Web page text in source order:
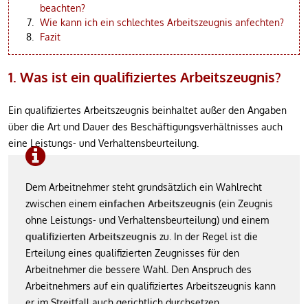
beachten?
Wie kann ich ein schlechtes Arbeitszeugnis anfechten?
Fazit
1. Was ist ein qualifiziertes Arbeitszeugnis?
Ein qualifiziertes Arbeitszeugnis beinhaltet außer den Angaben
über die Art und Dauer des Beschäftigungsverhältnisses auch
eine Leistungs- und Verhaltensbeurteilung.
Dem Arbeitnehmer steht grundsätzlich ein Wahlrecht
zwischen einem einfachen Arbeitszeugnis (ein Zeugnis
ohne Leistungs- und Verhaltensbeurteilung) und einem
qualifizierten Arbeitszeugnis zu. In der Regel ist die
Erteilung eines qualifizierten Zeugnisses für den
Arbeitnehmer die bessere Wahl. Den Anspruch des
Arbeitnehmers auf ein qualifiziertes Arbeitszeugnis kann